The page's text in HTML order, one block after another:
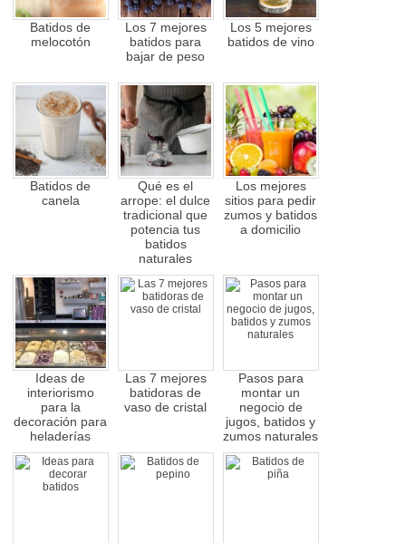
Batidos de
melocotón
Los 7 mejores
batidos para
bajar de peso
Los 5 mejores
batidos de vino
Batidos de
canela
Qué es el
arrope: el dulce
tradicional que
potencia tus
batidos
naturales
Los mejores
sitios para pedir
zumos y batidos
a domicilio
Ideas de
interiorismo
para la
decoración para
heladerías
Las 7 mejores
batidoras de
vaso de cristal
Pasos para
montar un
negocio de
jugos, batidos y
zumos naturales